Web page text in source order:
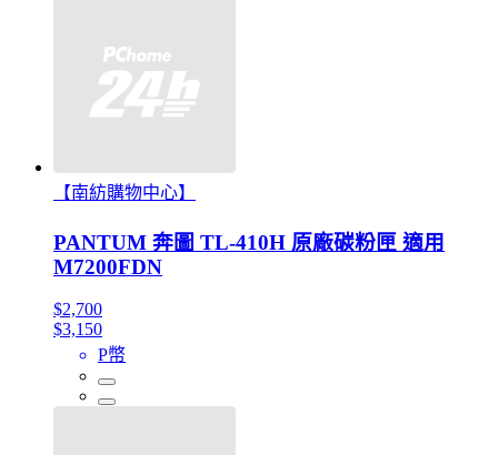
【南紡購物中心】
PANTUM 奔圖 TL-410H 原廠碳粉匣 適用
M7200FDN
$2,700
$3,150
P幣